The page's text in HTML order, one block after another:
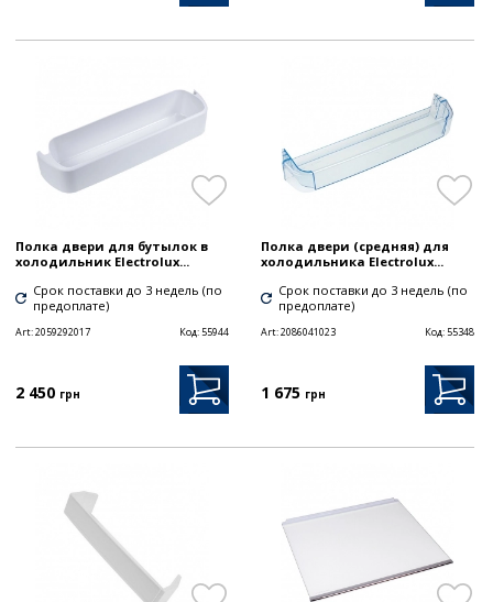
Полка двери для бутылок в
холодильник Electrolux...
Срок поставки до 3 недель (по
предоплате)
Art:2059292017 Код:55944
2 450 грн
Полка двери (средняя) для
холодильника Electrolux...
Срок поставки до 3 недель (по
предоплате)
Art:2086041023 Код:55348
1 675 грн